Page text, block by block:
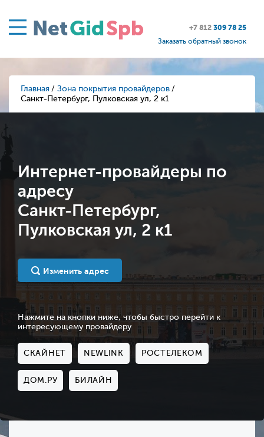
NetGidSpb +7 812 309 78 25
Заказать обратный звонок
Главная
Зона покрытия провайдеров
Санкт-Петербург, Пулковская ул, 2 к1
Интернет-провайдеры по
адресу
Санкт-Петербург,
Пулковская ул, 2 к1
Изменить адрес
Нажмите на кнопки ниже, чтобы быстро перейти к
интересующему провайдеру
СКАЙНЕТ NEWLINK РОСТЕЛЕКОМ
ДОМ.РУ БИЛАЙН